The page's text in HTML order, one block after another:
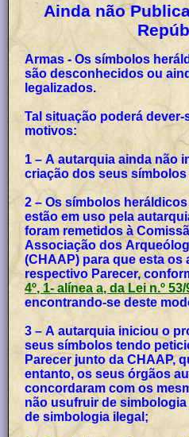
Ainda não
Armas - Os símbolos
são desconhecidos ou
legalizados.
Tal situação poderá
motivos:
1 – A autarquia ainda não
criação dos seus
2 – Os símbolos
estão em uso pela
foram remetidos à
Associação dos
(CHAAP) para que esta os
respectivo Parecer,
4º, 1- alínea a, da Lei n.º
encontrando-se deste
3 – A autarquia iniciou o
seus símbolos tendo
Parecer junto da CHAAP,
entanto, os seus órgãos
concordaram com os
não usufruir de
de simbologia ilegal;